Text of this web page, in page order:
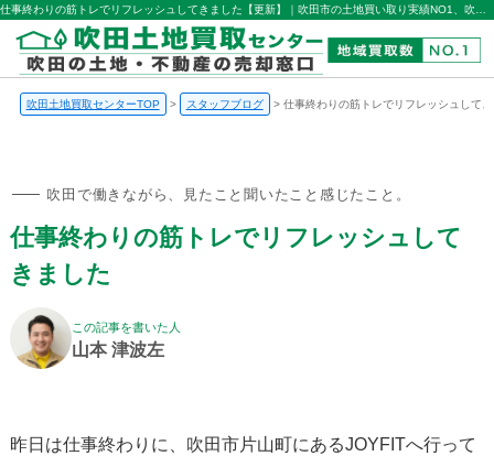
吹田土地買取センターTOP > スタッフブログ > 仕事終わりの筋トレでリフレッシュして
吹田で働きながら、見たこと聞いたこと感じたこと。
仕事終わりの筋トレでリフレッシュして
きました
この記事を書いた人
山本 津波左
昨日は仕事終わりに、吹田市片山町にあるJOYFITへ行って